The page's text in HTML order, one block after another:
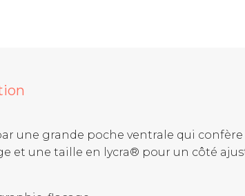
une grande poche ventrale qui confère
et une taille en lycra® pour un côté